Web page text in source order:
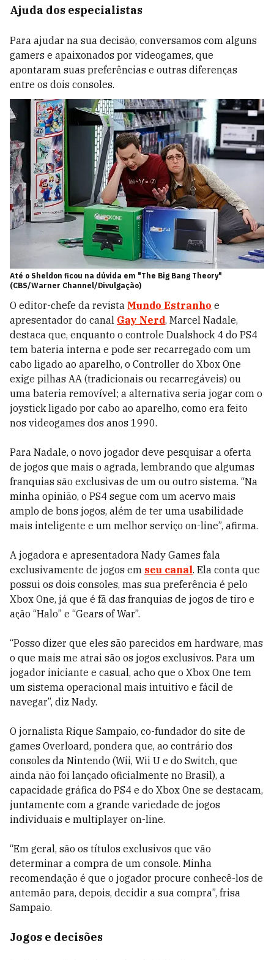
Ajuda dos especialistas
Para ajudar na sua decisão, conversamos com alguns
gamers e apaixonados por videogames, que
apontaram suas preferências e outras diferenças
entre os dois consoles.
Até o Sheldon ficou na dúvida em "The Big Bang Theory"
(CBS/Warner Channel/Divulgação)
O editor-chefe da revista Mundo Estranho e
apresentador do canal Gay Nerd, Marcel Nadale,
destaca que, enquanto o controle Dualshock 4 do PS4
tem bateria interna e pode ser recarregado com um
cabo ligado ao aparelho, o Controller do Xbox One
exige pilhas AA (tradicionais ou recarregáveis) ou
uma bateria removível; a alternativa seria jogar com o
joystick ligado por cabo ao aparelho, como era feito
nos videogames dos anos 1990.
Para Nadale, o novo jogador deve pesquisar a oferta
de jogos que mais o agrada, lembrando que algumas
franquias são exclusivas de um ou outro sistema. “Na
minha opinião, o PS4 segue com um acervo mais
amplo de bons jogos, além de ter uma usabilidade
mais inteligente e um melhor serviço on-line”, afirma.
A jogadora e apresentadora Nady Games fala
exclusivamente de jogos em seu canal. Ela conta que
possui os dois consoles, mas sua preferência é pelo
Xbox One, já que é fã das franquias de jogos de tiro e
ação “Halo” e “Gears of War”.
“Posso dizer que eles são parecidos em hardware, mas
o que mais me atrai são os jogos exclusivos. Para um
jogador iniciante e casual, acho que o Xbox One tem
um sistema operacional mais intuitivo e fácil de
navegar”, diz Nady.
O jornalista Rique Sampaio, co-fundador do site de
games Overloard, pondera que, ao contrário dos
consoles da Nintendo (Wii, Wii U e do Switch, que
ainda não foi lançado oficialmente no Brasil), a
capacidade gráfica do PS4 e do Xbox One se destacam,
juntamente com a grande variedade de jogos
individuais e multiplayer on-line.
“Em geral, são os títulos exclusivos que vão
determinar a compra de um console. Minha
recomendação é que o jogador procure conhecê-los de
antemão para, depois, decidir a sua compra”, frisa
Sampaio.
Jogos e decisões